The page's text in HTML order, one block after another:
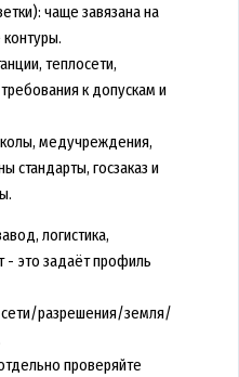
чаще завязана на
теплосети,
к допускам и
медучреждения,
стандарты, госзаказ и
логистика,
- это задаёт профиль
разрешения/земля/
проверяйте